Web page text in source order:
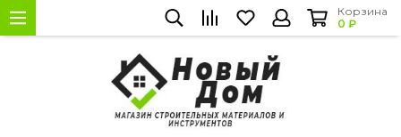
Корзина
0 ₽